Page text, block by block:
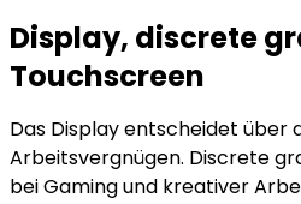
Display, discrete
Touchscreen
Das Display entscheidet über
Arbeitsvergnügen. Discrete
bei Gaming und kreativer